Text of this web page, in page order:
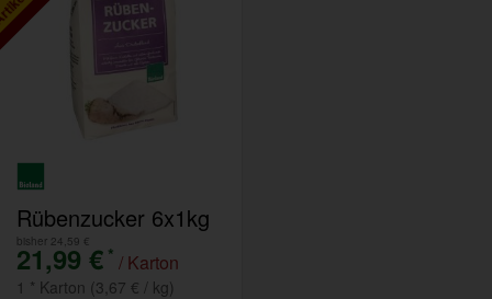
Rübenzucker 6x1kg
bisher 24,59 €
21,99 € * / Karton
1 * Karton (3,67 € / kg)